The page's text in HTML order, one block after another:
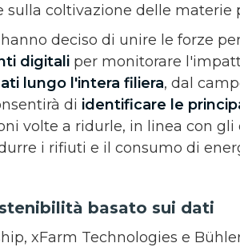
coltivazione delle materie
deciso di unire le forze
digitali per monitorare
lungo l'intera filiera, dal
di identificare le
volte a ridurle, in linea con gli
i rifiuti e il consumo di
basato sui dati
xFarm Technologies e